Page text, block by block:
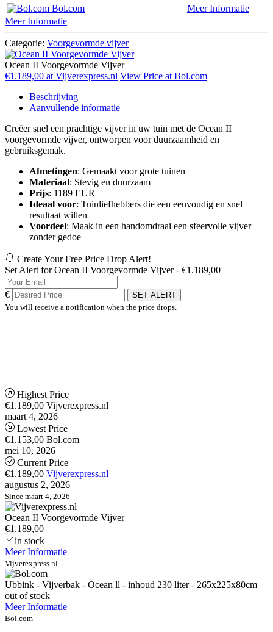
Bol.com
Meer Informatie
Meer Informatie
Categorie: Voorgevormde vijver
Ocean II Voorgevormde Vijver
€1.189,00 at Vijverexpress.nl View Price at Bol.com
Beschrijving
Aanvullende informatie
Creëer snel een prachtige vijver in uw tuin met de Ocean II
voorgevormde vijver, ontworpen voor duurzaamheid en
gebruiksgemak.
Afmetingen: Gemaakt voor grote tuinen
Materiaal: Stevig en duurzaam
Prijs: 1189 EUR
Ideaal voor: Tuinliefhebbers die een eenvoudig en snel
resultaat willen
Voordeel: Maak in een handomdraai een sfeervolle vijver
zonder gedoe
Create Your Free Price Drop Alert!
Set Alert for Ocean II Voorgevormde Vijver - €1.189,00
€
SET ALERT
You will receive a notification when the price drops.
Highest Price
€1.189,00 Vijverexpress.nl
maart 4, 2026
Lowest Price
€1.153,00 Bol.com
mei 10, 2026
Current Price
€1.189,00 Vijverexpress.nl
augustus 2, 2026
Since maart 4, 2026
Ocean II Voorgevormde Vijver
€1.189,00
in stock
Meer Informatie
Vijverexpress.nl
Ubbink - Vijverbak - Ocean ll - inhoud 230 liter - 265x225x80cm
out of stock
Meer Informatie
Bol.com